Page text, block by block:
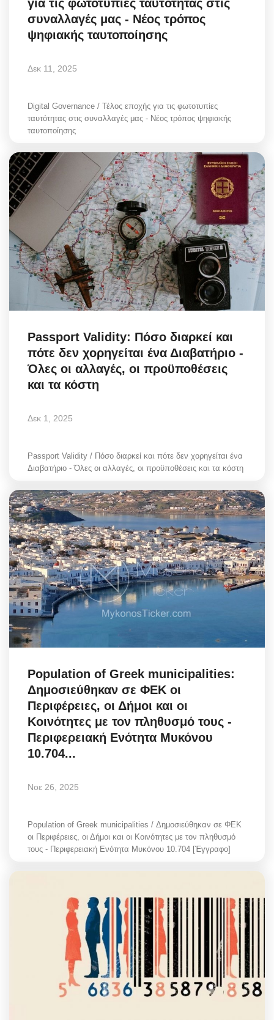
για τις φωτοτυπίες ταυτότητας στις
συναλλαγές μας - Νέος τρόπος
ψηφιακής ταυτοποίησης
Δεκ 11, 2025
Digital Governance / Τέλος εποχής για τις φωτοτυπίες
ταυτότητας στις συναλλαγές μας - Νέος τρόπος ψηφιακής
ταυτοποίησης
Passport Validity: Πόσο διαρκεί και
πότε δεν χορηγείται ένα Διαβατήριο -
Όλες οι αλλαγές, οι προϋποθέσεις
και τα κόστη
Δεκ 1, 2025
Passport Validity / Πόσο διαρκεί και πότε δεν χορηγείται ένα
Διαβατήριο - Όλες οι αλλαγές, οι προϋποθέσεις και τα κόστη
Population of Greek municipalities:
Δημοσιεύθηκαν σε ΦΕΚ οι
Περιφέρειες, οι Δήμοι και οι
Κοινότητες με τον πληθυσμό τους -
Περιφερειακή Ενότητα Μυκόνου
10.704...
Νοε 26, 2025
Population of Greek municipalities / Δημοσιεύθηκαν σε ΦΕΚ
οι Περιφέρειες, οι Δήμοι και οι Κοινότητες με τον πληθυσμό
τους - Περιφερειακή Ενότητα Μυκόνου 10.704 [Έγγραφο]